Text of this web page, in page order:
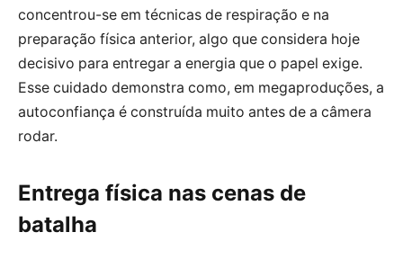
concentrou-se em técnicas de respiração e na
preparação física anterior, algo que considera hoje
decisivo para entregar a energia que o papel exige.
Esse cuidado demonstra como, em megaproduções, a
autoconfiança é construída muito antes de a câmera
rodar.
Entrega física nas cenas de
batalha